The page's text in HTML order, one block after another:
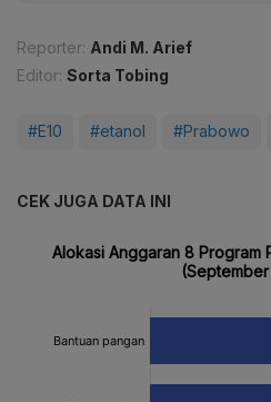
Reporter: Andi M. Arief
Editor: Sorta Tobing
#E10 #etanol #Prabowo
CEK JUGA DATA INI